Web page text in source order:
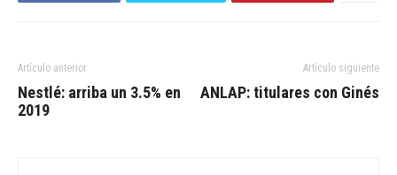
Artículo anterior
Nestlé: arriba un 3.5% en
2019
Artículo siguiente
ANLAP: titulares con Ginés